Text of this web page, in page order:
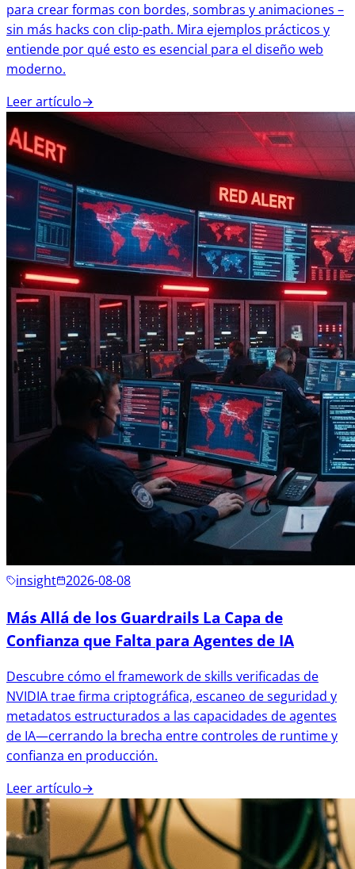
para crear formas con bordes, sombras y animaciones –
sin más hacks con clip-path. Mira ejemplos prácticos y
entiende por qué esto es esencial para el diseño web
moderno.
Leer artículo→
insight 2026-08-08
Más Allá de los Guardrails La Capa de
Confianza que Falta para Agentes de IA
Descubre cómo el framework de skills verificadas de
NVIDIA trae firma criptográfica, escaneo de seguridad y
metadatos estructurados a las capacidades de agentes
de IA—cerrando la brecha entre controles de runtime y
confianza en producción.
Leer artículo→